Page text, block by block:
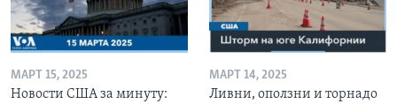
МАРТ 15, 2025
Новости США за минуту:
МАРТ 14, 2025
Ливни, оползни и торнадо